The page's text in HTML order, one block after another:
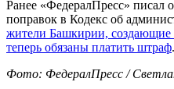
Ранее «ФедералПресс» писал
поправок в Кодекс об
жители Башкирии, создающие
теперь обязаны платить штраф.
Фото: ФедералПресс /